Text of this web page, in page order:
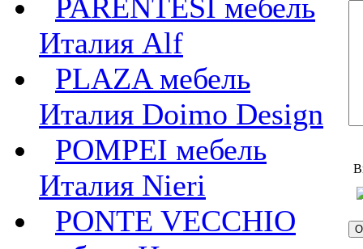
PARENTESI мебель
Италия Alf
PLAZA мебель
Италия Doimo Design
POMPEI мебель
Италия Nieri
PONTE VECCHIO